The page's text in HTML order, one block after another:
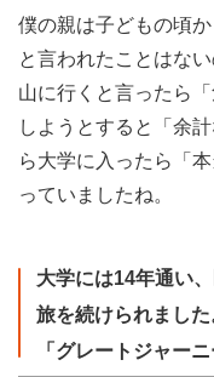
僕の親は子どもの頃
と言われたことはな
山に行くと言ったら
しようとすると「余
ら大学に入ったら「
っていましたね。
大学には14年通い
旅を続けられまし
「グレートジャー